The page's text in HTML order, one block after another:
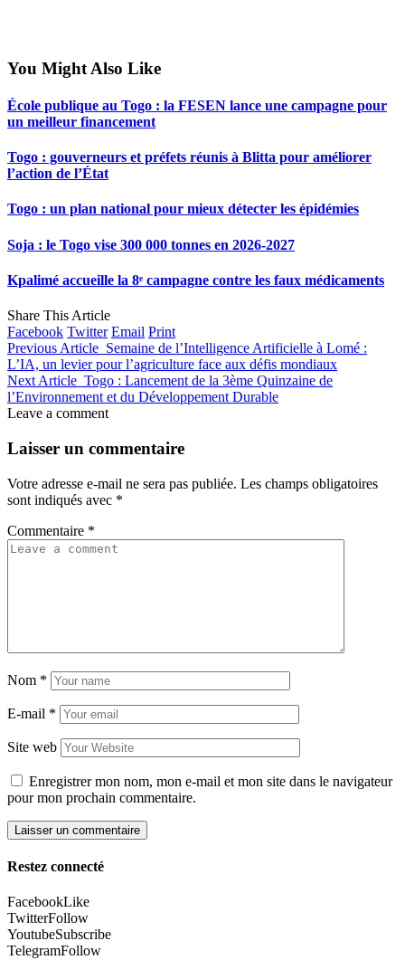
You Might Also Like
École publique au Togo : la FESEN lance une campagne pour
un meilleur financement
Togo : gouverneurs et préfets réunis à Blitta pour améliorer
l’action de l’État
Togo : un plan national pour mieux détecter les épidémies
Soja : le Togo vise 300 000 tonnes en 2026-2027
Kpalimé accueille la 8ᵉ campagne contre les faux médicaments
Share This Article
Facebook Twitter Email Print
Previous Article Semaine de l’Intelligence Artificielle à Lomé :
L’IA, un levier pour l’agriculture face aux défis mondiaux
Next Article Togo : Lancement de la 3ème Quinzaine de
l’Environnement et du Développement Durable
Leave a comment
Laisser un commentaire
Votre adresse e-mail ne sera pas publiée. Les champs obligatoires
sont indiqués avec *
Commentaire *
Nom *
E-mail *
Site web
Enregistrer mon nom, mon e-mail et mon site dans le navigateur
pour mon prochain commentaire.
Restez connecté
FacebookLike
TwitterFollow
YoutubeSubscribe
TelegramFollow